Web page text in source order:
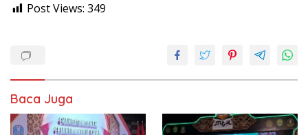
Post Views: 349
Baca Juga